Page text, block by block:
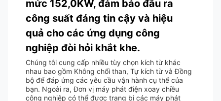
mức 152,0KW, đảm bảo đầu ra
công suất đáng tin cậy và hiệu
quả cho các ứng dụng công
nghiệp đòi hỏi khắt khe.
Chúng tôi cung cấp nhiều tùy chọn kích từ khác
nhau bao gồm Không chổi than, Tự kích từ và Đồng
bộ để đáp ứng các yêu cầu vận hành cụ thể của
bạn. Ngoài ra, Đơn vị máy phát điện xoay chiều
công nghiệp có thể được trang bị các máy phát